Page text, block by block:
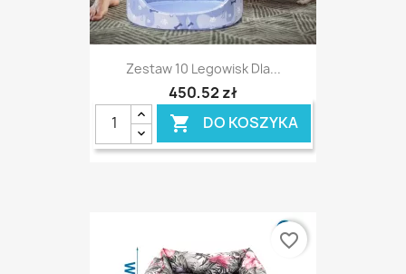
Zestaw 10 Legowisk Dla...
450,52 zł
 DO KOSZYKA
favorite_border